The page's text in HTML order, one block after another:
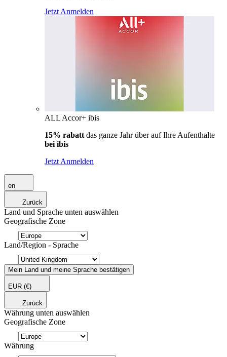
Jetzt Anmelden
ALL Accor+ ibis
15% rabatt das ganze Jahr über auf Ihre Aufenthalte
bei ibis
Jetzt Anmelden
en
Zurück
Land und Sprache unten auswählen
Geografische Zone
Land/Region - Sprache
Mein Land und meine Sprache bestätigen
EUR (€)
Zurück
Währung unten auswählen
Geografische Zone
Währung